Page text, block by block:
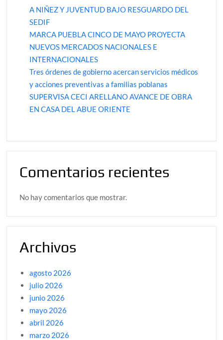
A NIÑEZ Y JUVENTUD BAJO RESGUARDO DEL
SEDIF
MARCA PUEBLA CINCO DE MAYO PROYECTA
NUEVOS MERCADOS NACIONALES E
INTERNACIONALES
Tres órdenes de gobierno acercan servicios médicos
y acciones preventivas a familias poblanas
SUPERVISA CECI ARELLANO AVANCE DE OBRA
EN CASA DEL ABUE ORIENTE
Comentarios recientes
No hay comentarios que mostrar.
Archivos
agosto 2026
julio 2026
junio 2026
mayo 2026
abril 2026
marzo 2026